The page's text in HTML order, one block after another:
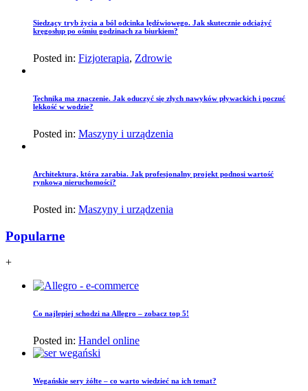
Siedzący tryb życia a ból odcinka lędźwiowego. Jak skutecznie odciążyć
kręgosłup po ośmiu godzinach za biurkiem?
Posted in: Fizjoterapia, Zdrowie
Technika ma znaczenie. Jak oduczyć się złych nawyków pływackich i poczuć
lekkość w wodzie?
Posted in: Maszyny i urządzenia
Architektura, która zarabia. Jak profesjonalny projekt podnosi wartość
rynkową nieruchomości?
Posted in: Maszyny i urządzenia
Popularne
+
Co najlepiej schodzi na Allegro – zobacz top 5!
Posted in: Handel online
Wegańskie sery żółte – co warto wiedzieć na ich temat?